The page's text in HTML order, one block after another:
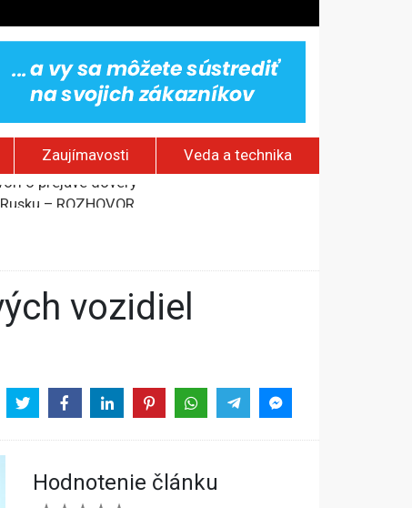
Zaujímavosti Veda a technika
o prejave dôvery
– ROZHOVOR
Hodnotenie článku